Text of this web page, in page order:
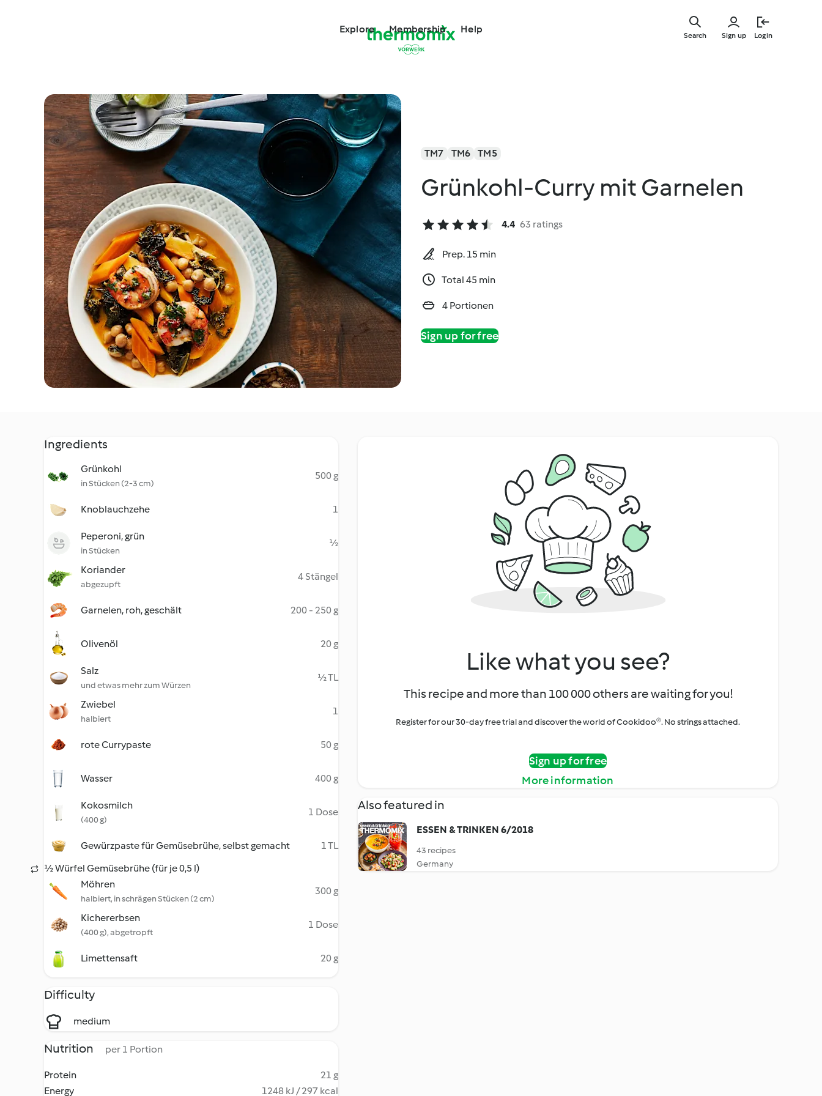
Explore Membership Help
Sign up Login
Search
TM7 TM6 TM5
Grünkohl-Curry mit Garnelen
4.4 63 ratings
Prep. 15 min
Total 45 min
4 Portionen
Sign up for free
Ingredients
Grünkohl
in Stücken (2-3 cm)
500 g
Knoblauchzehe 1
Peperoni, grün
in Stücken
½
Koriander
abgezupft
4 Stängel
Garnelen, roh, geschält 200 - 250 g
Olivenöl 20 g
Salz
und etwas mehr zum Würzen
½ TL
Zwiebel
halbiert
1
rote Currypaste 50 g
Wasser 400 g
Kokosmilch
(400 g)
1 Dose
Gewürzpaste für Gemüsebrühe, selbst gemacht
1 TL
½ Würfel Gemüsebrühe (für je 0,5 l)
Möhren
halbiert, in schrägen Stücken (2 cm)
300 g
Kichererbsen
(400 g), abgetropft
1 Dose
Limettensaft 20 g
Difficulty
medium
Nutrition per 1 Portion
Protein
21 g
Energy
1248 kJ / 297 kcal
Like what you see?
This recipe and more than 100 000 others are waiting for you!
Register for our 30-day free trial and discover the world of Cookidoo®. No strings attached.
Sign up for free
More information
Also featured in
ESSEN & TRINKEN 6/2018
43 recipes
Germany